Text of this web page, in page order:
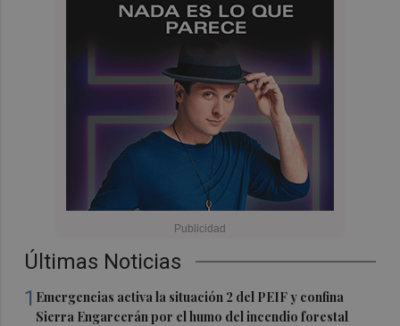
Últimas Noticias
1 Emergencias activa la situación 2 del PEIF y confina
Sierra Engarcerán por el humo del incendio forestal